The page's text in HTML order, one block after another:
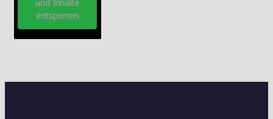
und Inhalte
entsperren